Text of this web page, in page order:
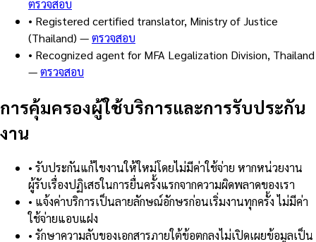
ตรวจสอบ
• Registered certified translator, Ministry of Justice
(Thailand) —ตรวจสอบ
• Recognized agent for MFA Legalization Division, Thailand
—ตรวจสอบ
การคุ้มครองผู้ใช้บริการและการรับประกัน
งาน
• รับประกันแก้ไขงานให้ใหม่โดยไม่มีค่าใช้จ่าย หากหน่วยงาน
ผู้รับเรื่องปฏิเสธในการยื่นครั้งแรกจากความผิดพลาดของเรา
• แจ้งค่าบริการเป็นลายลักษณ์อักษรก่อนเริ่มงานทุกครั้ง ไม่มีค่า
ใช้จ่ายแอบแฝง
• รักษาความลับของเอกสารภายใต้ข้อตกลงไม่เปิดเผยข้อมูลเป็น